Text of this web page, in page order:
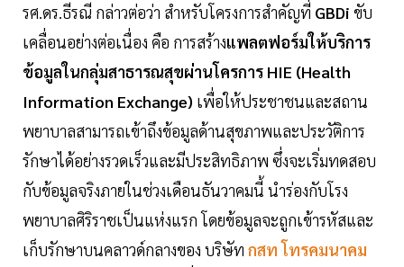
รศ.ดร.ธีรณี กล่าวต่อว่า สำหรับโครงการสำคัญที่ GBDi ขับ
เคลื่อนอย่างต่อเนื่อง คือ การสร้างแพลตฟอร์มให้บริการ
ข้อมูลในกลุ่มสาธารณสุขผ่านโครการ HIE (Health
Information Exchange) เพื่อให้ประชาชนและสถาน
พยาบาลสามารถเข้าถึงข้อมูลด้านสุขภาพและประวัติการ
รักษาได้อย่างรวดเร็วและมีประสิทธิภาพ ซึ่งจะเริ่มทดสอบ
กับข้อมูลจริงภายในช่วงเดือนธันวาคมนี้ นำร่องกับโรง
พยาบาลศิริราชเป็นแห่งแรก โดยข้อมูลจะถูกเข้ารหัสและ
เก็บรักษาบนคลาวด์กลางของ บริษัท กสท โทรคมนาคม